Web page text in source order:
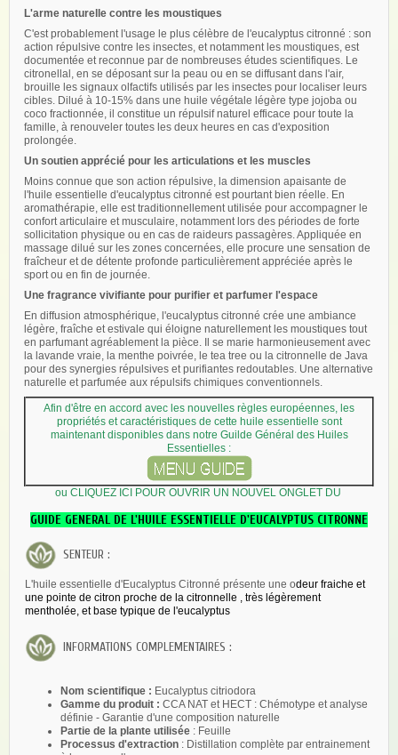
L'arme naturelle contre les moustiques
C'est probablement l'usage le plus célèbre de l'eucalyptus citronné : son
action répulsive contre les insectes, et notamment les moustiques, est
documentée et reconnue par de nombreuses études scientifiques. Le
citronellal, en se déposant sur la peau ou en se diffusant dans l'air,
brouille les signaux olfactifs utilisés par les insectes pour localiser leurs
cibles. Dilué à 10-15% dans une huile végétale légère type jojoba ou
coco fractionnée, il constitue un répulsif naturel efficace pour toute la
famille, à renouveler toutes les deux heures en cas d'exposition
prolongée.
Un soutien apprécié pour les articulations et les muscles
Moins connue que son action répulsive, la dimension apaisante de
l'huile essentielle d'eucalyptus citronné est pourtant bien réelle. En
aromathérapie, elle est traditionnellement utilisée pour accompagner le
confort articulaire et musculaire, notamment lors des périodes de forte
sollicitation physique ou en cas de raideurs passagères. Appliquée en
massage dilué sur les zones concernées, elle procure une sensation de
fraîcheur et de détente profonde particulièrement appréciée après le
sport ou en fin de journée.
Une fragrance vivifiante pour purifier et parfumer l'espace
En diffusion atmosphérique, l'eucalyptus citronné crée une ambiance
légère, fraîche et estivale qui éloigne naturellement les moustiques tout
en parfumant agréablement la pièce. Il se marie harmonieusement avec
la lavande vraie, la menthe poivrée, le tea tree ou la citronnelle de Java
pour des synergies répulsives et purifiantes redoutables. Une alternative
naturelle et parfumée aux répulsifs chimiques conventionnels.
Afin d'être en accord avec les nouvelles règles européennes, les
propriétés et caractéristiques de cette huile essentielle sont
maintenant disponibles dans notre Guilde Général des Huiles
Essentielles :
ou CLIQUEZ ICI POUR OUVRIR UN NOUVEL ONGLET DU
GUIDE GENERAL DE L'HUILE ESSENTIELLE D'EUCALYPTUS CITRONNE
SENTEUR :
L'huile essentielle d'Eucalyptus Citronné présente une odeur fraiche et
une pointe de citron proche de la citronnelle , très légèrement
mentholée, et base typique de l'eucalyptus
INFORMATIONS COMPLEMENTAIRES :
Nom scientifique : Eucalyptus citriodora
Gamme du produit : CCA NAT et HECT : Chémotype et analyse
définie - Garantie d'une composition naturelle
Partie de la plante utilisée : Feuille
Processus d'extraction : Distillation complète par entrainement